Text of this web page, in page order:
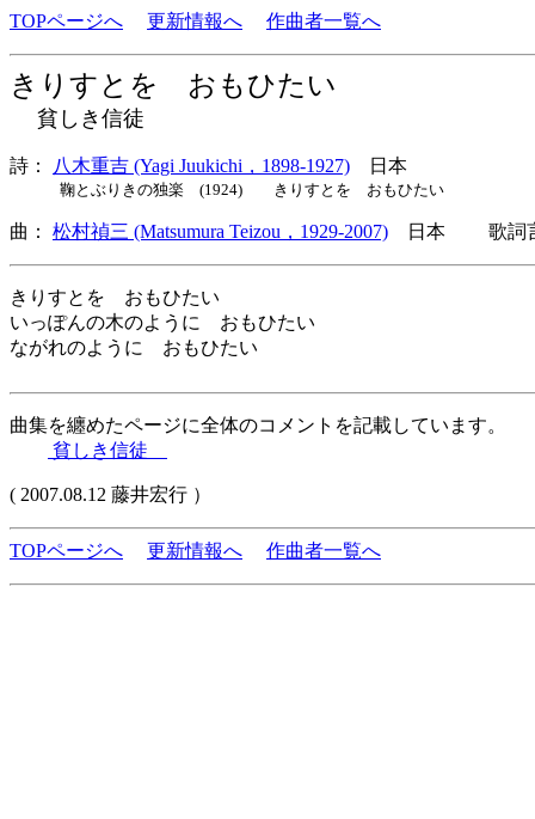
TOPページへ 更新情報へ 作曲者一覧へ
きりすとを おもひたい
貧しき信徒
詩： 八木重吉 (Yagi Juukichi，1898-1927) 日本
鞠とぶりきの独楽 (1924) きりすとを おもひたい
曲： 松村禎三 (Matsumura Teizou，1929-2007) 日本 歌詞言
きりすとを おもひたい
いっぽんの木のように おもひたい
ながれのように おもひたい
曲集を纏めたページに全体のコメントを記載しています。
貧しき信徒
( 2007.08.12 藤井宏行 ）
TOPページへ 更新情報へ 作曲者一覧へ